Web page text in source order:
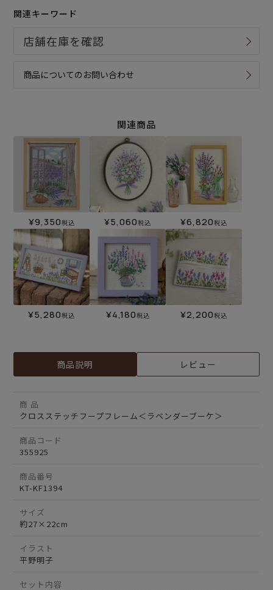
関連キーワード
商品についてのお問い合わせ
関連商品
¥9,350税込 ¥5,060税込 ¥6,820税込
¥5,280税込 ¥4,180税込 ¥2,200税込
商品説明 レビュー
商 品
クロスステッチフープフレーム＜ラベンダーブーケ＞
商品コード
355925
商品番号
KT-KF1394
サイズ
約27×22cm
イラスト
平野明子
セット内容